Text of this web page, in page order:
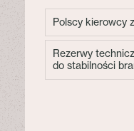
Polscy kierowcy
Rezerwy
do stabilności